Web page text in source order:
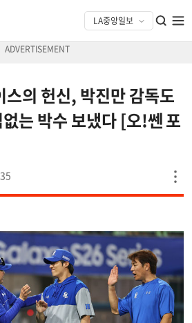
스의 헌신, 박진만 감독도
는 박수 보냈다 [오!쎈 포